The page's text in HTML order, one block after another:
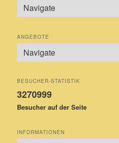
ANGEBOTE
BESUCHER-STATISTIK
3270999
Besucher auf der Seite
INFORMATIONEN